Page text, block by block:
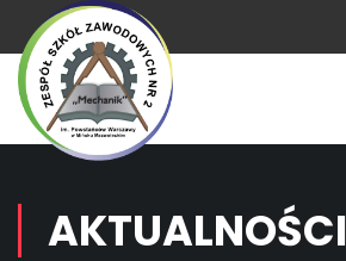
AKTUALNOŚCI